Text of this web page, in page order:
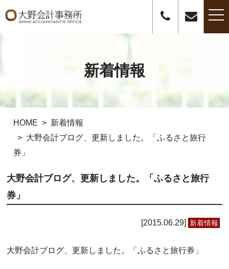
t
o
g
新着情報
HOME
新着情報
大野会計ブログ、更新しました。「ふるさと旅行
券」
大野会計ブログ、更新しました。「ふるさと旅行
券」
2015.06.29 新着情報
大野会計ブログ、更新しました。「ふるさと旅行券」